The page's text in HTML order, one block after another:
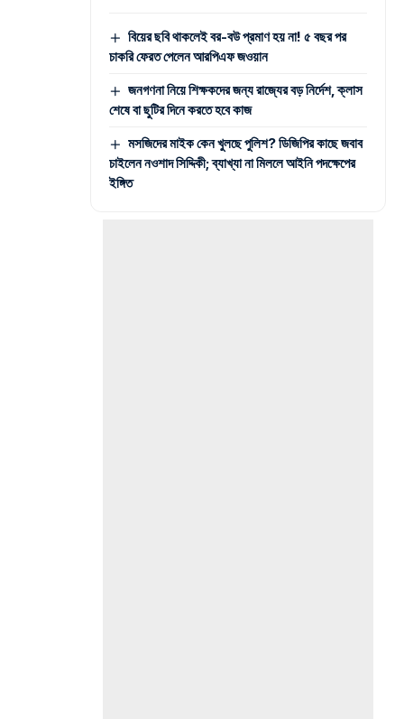
বিয়ের ছবি থাকলেই বর-বউ প্রমাণ হয় না! ৫ বছর পর
চাকরি ফেরত পেলেন আরপিএফ জওয়ান
জনগণনা নিয়ে শিক্ষকদের জন্য রাজ্যের বড় নির্দেশ, ক্লাস
শেষে বা ছুটির দিনে করতে হবে কাজ
মসজিদের মাইক কেন খুলছে পুলিশ? ডিজিপির কাছে জবাব
চাইলেন নওশাদ সিদ্দিকী; ব্যাখ্যা না মিললে আইনি পদক্ষেপের
ইঙ্গিত